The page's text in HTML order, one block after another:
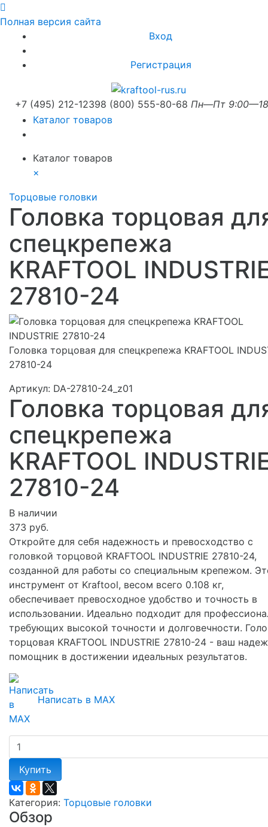
Полная версия сайта
Вход
Регистрация
+7 (495) 212-12398 (800) 555-80-68 Пн—Пт
Каталог товаров
Каталог товаров
×
Торцовые головки
Головка торцовая
спецкрепежа
KRAFTOOL
27810-24
Головка торцовая для спецкрепежа KRAFTOOL
27810-24
Артикул: DA-27810-24_z01
Головка торцовая
спецкрепежа
KRAFTOOL
27810-24
В наличии
373 руб.
Откройте для себя надежность и превосходство с
головкой торцовой KRAFTOOL INDUSTRIE 27810-24,
созданной для работы со специальным крепежом.
инструмент от Kraftool, весом всего 0.108 кг,
обеспечивает превосходное удобство и точность в
использовании. Идеально подходит для
требующих высокой точности и долговечности.
торцовая KRAFTOOL INDUSTRIE 27810-24 - ваш
помощник в достижении идеальных результатов.
Написать в MAX
Купить
Категория: Торцовые головки
Обзор